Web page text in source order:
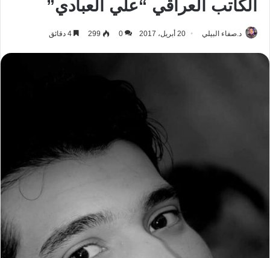
الكاتب العراقي “علي العبادي”
د.صفاء البيلي 20 أبريل، 2017 0
299